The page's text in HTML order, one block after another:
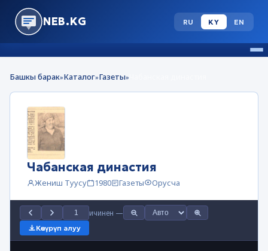
NEB.KG RU KY EN
Башкы барак»Каталог»Газеты»
Чабанская династия
Жениш Туусу 1980 Газеты Орусча
ичинен —
Көчүрүп алуу